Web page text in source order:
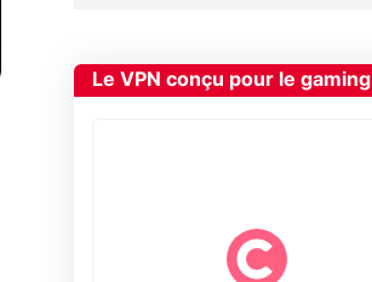
Le VPN conçu pour le gaming